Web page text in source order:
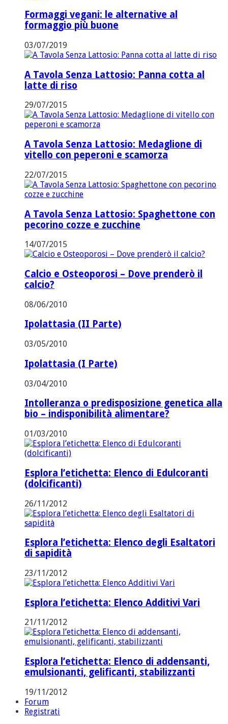
Formaggi vegani: le alternative al
formaggio più buone
03/07/2019
A Tavola Senza Lattosio: Panna cotta al
latte di riso
29/07/2015
A Tavola Senza Lattosio: Medaglione di
vitello con peperoni e scamorza
22/07/2015
A Tavola Senza Lattosio: Spaghettone con
pecorino cozze e zucchine
14/07/2015
Calcio e Osteoporosi – Dove prenderò il
calcio?
08/06/2010
Ipolattasia (II Parte)
03/05/2010
Ipolattasia (I Parte)
03/04/2010
Intolleranza o predisposizione genetica alla
bio – indisponibilità alimentare?
01/03/2010
Esplora l’etichetta: Elenco di Edulcoranti
(dolcificanti)
26/11/2012
Esplora l’etichetta: Elenco degli Esaltatori
di sapidità
23/11/2012
Esplora l’etichetta: Elenco Additivi Vari
21/11/2012
Esplora l’etichetta: Elenco di addensanti,
emulsionanti, gelificanti, stabilizzanti
19/11/2012
Forum
Registrati